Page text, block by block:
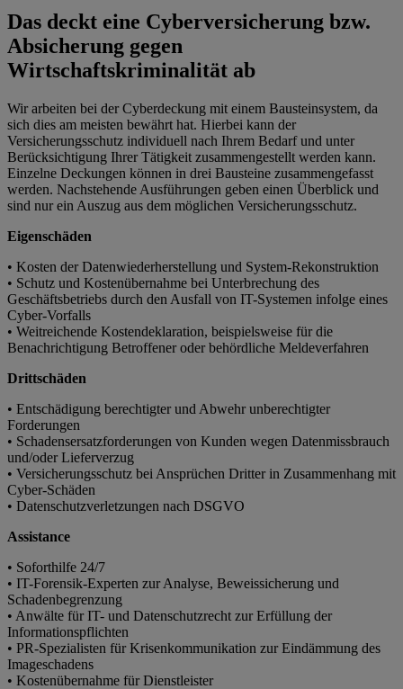
Das deckt eine Cyberversicherung bzw.
Absicherung gegen
Wirtschaftskriminalität ab
Wir arbeiten bei der Cyberdeckung mit einem Bausteinsystem, da
sich dies am meisten bewährt hat. Hierbei kann der
Versicherungsschutz individuell nach Ihrem Bedarf und unter
Berücksichtigung Ihrer Tätigkeit zusammengestellt werden kann.
Einzelne Deckungen können in drei Bausteine zusammengefasst
werden. Nachstehende Ausführungen geben einen Überblick und
sind nur ein Auszug aus dem möglichen Versicherungsschutz.
Eigenschäden
• Kosten der Datenwiederherstellung und System-Rekonstruktion
• Schutz und Kostenübernahme bei Unterbrechung des
Geschäftsbetriebs durch den Ausfall von IT-Systemen infolge eines
Cyber-Vorfalls
• Weitreichende Kostendeklaration, beispielsweise für die
Benachrichtigung Betroffener oder behördliche Meldeverfahren
Drittschäden
• Entschädigung berechtigter und Abwehr unberechtigter
Forderungen
• Schadensersatzforderungen von Kunden wegen Datenmissbrauch
und/oder Lieferverzug
• Versicherungsschutz bei Ansprüchen Dritter in Zusammenhang mit
Cyber-Schäden
• Datenschutzverletzungen nach DSGVO
Assistance
• Soforthilfe 24/7
• IT-Forensik-Experten zur Analyse, Beweissicherung und
Schadenbegrenzung
• Anwälte für IT- und Datenschutzrecht zur Erfüllung der
Informationspflichten
• PR-Spezialisten für Krisenkommunikation zur Eindämmung des
Imageschadens
• Kostenübernahme für Dienstleister